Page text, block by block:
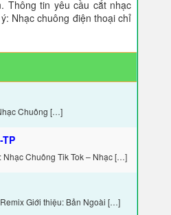
Thông tin yêu cầu cắt nhạc
Nhạc chuông điện thoại chỉ
Chuông […]
Nhạc Chuông Tik Tok – Nhạc […]
Giới thiệu: Bản Ngoài […]